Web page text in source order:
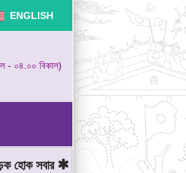
ENGLISH
- ০৪.০০ বিকাল)
হোক সবার মোটরযান চালানোর সময়